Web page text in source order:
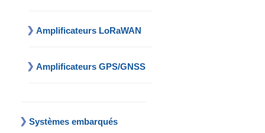
Amplificateurs LoRaWAN
Amplificateurs GPS/GNSS
Systèmes embarqués